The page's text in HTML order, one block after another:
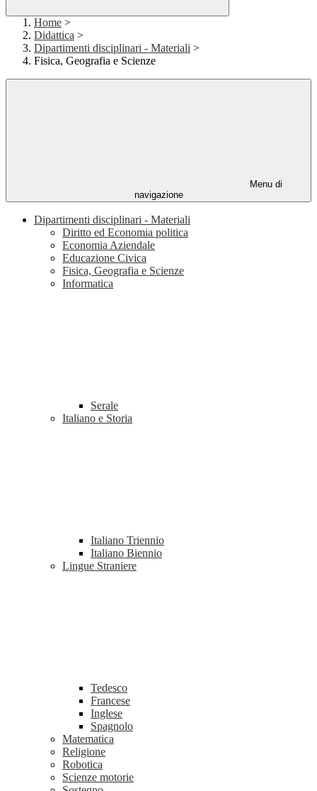
Home >
Didattica >
Dipartimenti disciplinari - Materiali >
Fisica, Geografia e Scienze
Menu di
navigazione
Dipartimenti disciplinari - Materiali
Diritto ed Economia politica
Economia Aziendale
Educazione Civica
Fisica, Geografia e Scienze
Informatica
Serale
Italiano e Storia
Italiano Triennio
Italiano Biennio
Lingue Straniere
Tedesco
Francese
Inglese
Spagnolo
Matematica
Religione
Robotica
Scienze motorie